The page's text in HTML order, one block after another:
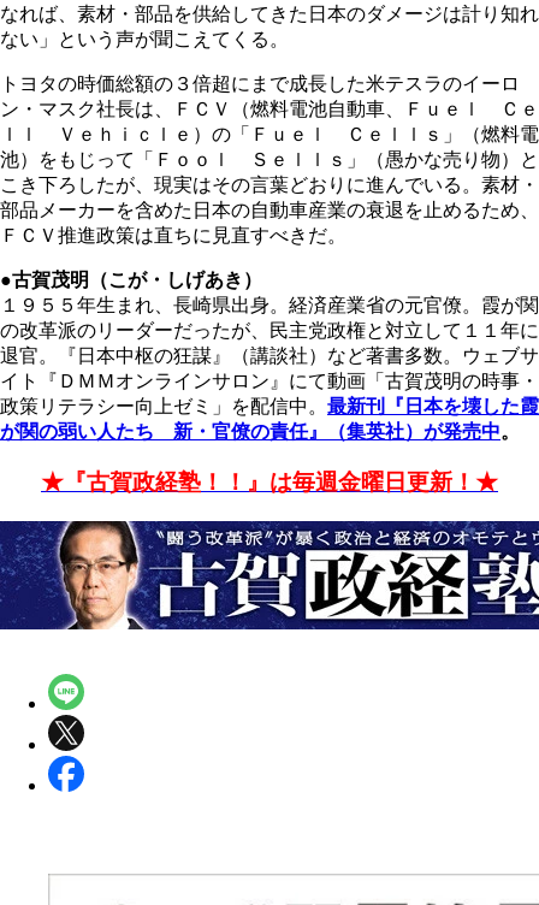
なれば、素材・部品を供給してきた日本のダメージは計り知れ
ない」という声が聞こえてくる。
トヨタの時価総額の３倍超にまで成長した米テスラのイーロ
ン・マスク社長は、ＦＣＶ（燃料電池自動車、Ｆｕｅｌ Ｃｅ
ｌｌ Ｖｅｈｉｃｌｅ）の「Ｆｕｅｌ Ｃｅｌｌｓ」（燃料電
池）をもじって「Ｆｏｏｌ Ｓｅｌｌｓ」（愚かな売り物）と
こき下ろしたが、現実はその言葉どおりに進んでいる。素材・
部品メーカーを含めた日本の自動車産業の衰退を止めるため、
ＦＣＶ推進政策は直ちに見直すべきだ。
●古賀茂明（こが・しげあき）
１９５５年生まれ、長崎県出身。経済産業省の元官僚。霞が関
の改革派のリーダーだったが、民主党政権と対立して１１年に
退官。『日本中枢の狂謀』（講談社）など著書多数。ウェブサ
イト『ＤＭＭオンラインサロン』にて動画「古賀茂明の時事・
政策リテラシー向上ゼミ」を配信中。 最新刊『日本を壊した霞
が関の弱い人たち 新・官僚の責任』（集英社）が発売中。
★『古賀政経塾！！』は毎週金曜日更新！★